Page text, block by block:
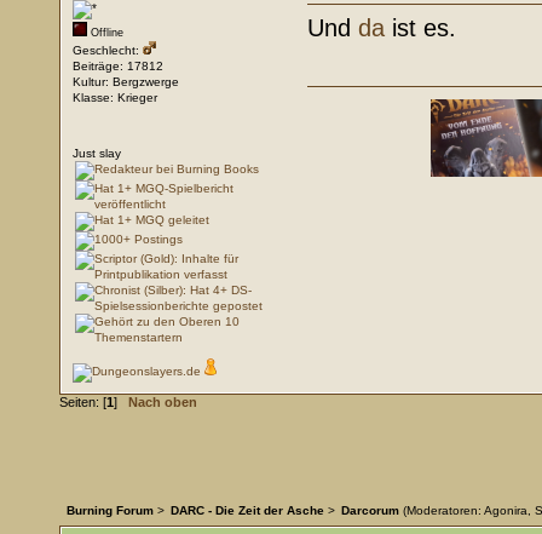
Offline
Geschlecht:
Beiträge: 17812
Kultur: Bergzwerge
Klasse: Krieger
Just slay
Undda ist es.
Seiten: [1 ] Nach oben
Burning Forum > DARC - Die Zeit der Asche> Darcorum(Moderatoren: Agonira